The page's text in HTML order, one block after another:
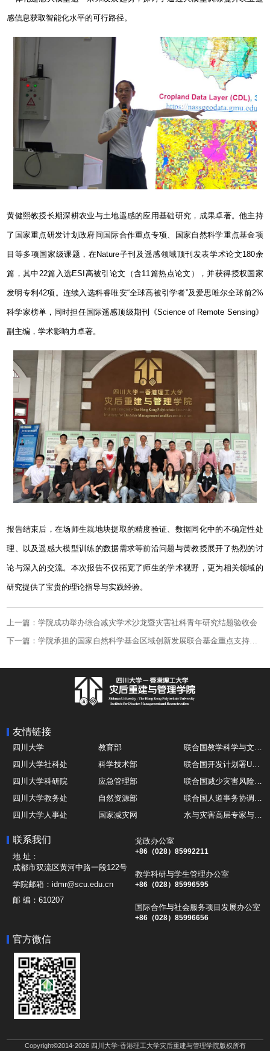
感信息获取智能化水平的可行路径。
黄健熙教授长期深耕农业与土地遥感的应用基础研究，成果卓著。他主持
了国家重点研发计划政府间国际合作重点专项、国家自然科学重点基金项
目等多项国家级课题，在Nature子刊及遥感领域顶刊发表学术论文180余
篇，其中 22篇入选ESI 高被引论文（含11 篇热点论文），并获得授权国家
发明专利42项。连续入选科睿唯安“全球高被引学者”及爱思唯尔全球前2%
科学家榜单，同时担任国际遥感顶级期刊《Science of Remote Sensing》
副主编，学术影响力卓著。
报告结束后，在场师生就地块提取的精度验证、数据同化中的不确定性处
理、以及遥感大模型训练的数据需求等前沿问题与黄教授展开了热烈的讨
论与深入的交流。本次报告不仅拓宽了师生的学术视野，更为相关领域的
研究提供了宝贵的理论指导与实践经验。
上一篇：学院成功举办综合减灾学术沙龙暨灾害社科青年研究结题验收会
友情链接
四川大学 教育部
联合国教学科学与文化组织UNESCO
四川大学社科处
科学技术部
联合国开发计划署UNDP
四川大学科研院
应急管理部
联合国减少灾害风险办公室UNDRR
四川大学教务处
自然资源部
联合国人道事务协调厅OCHA
四川大学人事处
国家减灾网
水与灾害高层专家与领导组 HELP
地震与火山研究室
联系我们
地 址：
成都市双流区黄河中路一段122号
学院邮箱：idmr@scu.edu.cn
邮 编：610207
党政办公室
+86（028）85992211
教学科研与学生管理办公室
+86（028）85996595
国际合作与社会服务项目发展办公室
+86（028）85996656
官方微信
Copyright©2014-2026 四川大学-香港理工大学灾后重建与管理学院版权所有